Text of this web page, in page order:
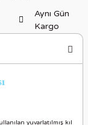
Aynı Gün
Kargo
yuvarlatılmış kıl